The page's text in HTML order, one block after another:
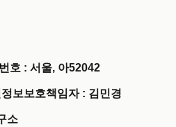
호 : 서울, 아52042
보보호책임자 : 김민경
소